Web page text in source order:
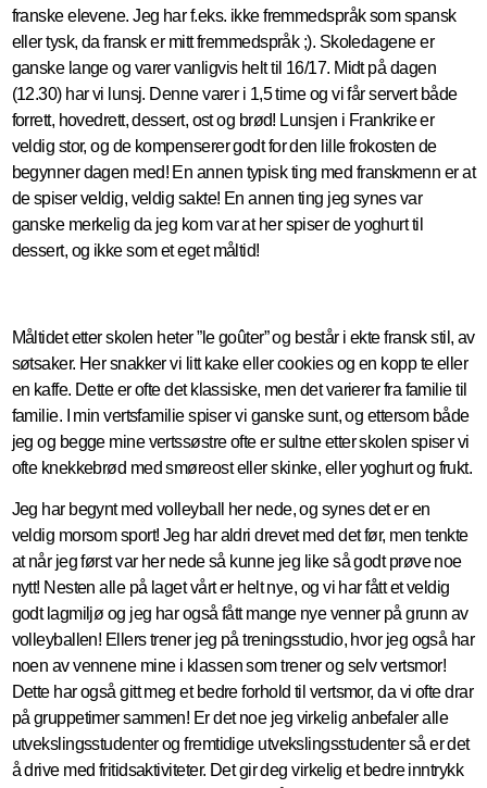
franske elevene. Jeg har f.eks. ikke fremmedspråk som spansk
eller tysk, da fransk er mitt fremmedspråk ;). Skoledagene er
ganske lange og varer vanligvis helt til 16/17. Midt på dagen
(12.30) har vi lunsj. Denne varer i 1,5 time og vi får servert både
forrett, hovedrett, dessert, ost og brød! Lunsjen i Frankrike er
veldig stor, og de kompenserer godt for den lille frokosten de
begynner dagen med! En annen typisk ting med franskmenn er at
de spiser veldig, veldig sakte! En annen ting jeg synes var
ganske merkelig da jeg kom var at her spiser de yoghurt til
dessert, og ikke som et eget måltid!
Måltidet etter skolen heter ”le goûter” og består i ekte fransk stil, av
søtsaker. Her snakker vi litt kake eller cookies og en kopp te eller
en kaffe. Dette er ofte det klassiske, men det varierer fra familie til
familie. I min vertsfamilie spiser vi ganske sunt, og ettersom både
jeg og begge mine vertssøstre ofte er sultne etter skolen spiser vi
ofte knekkebrød med smøreost eller skinke, eller yoghurt og frukt.
Jeg har begynt med volleyball her nede, og synes det er en
veldig morsom sport! Jeg har aldri drevet med det før, men tenkte
at når jeg først var her nede så kunne jeg like så godt prøve noe
nytt! Nesten alle på laget vårt er helt nye, og vi har fått et veldig
godt lagmiljø og jeg har også fått mange nye venner på grunn av
volleyballen! Ellers trener jeg på treningsstudio, hvor jeg også har
noen av vennene mine i klassen som trener og selv vertsmor!
Dette har også gitt meg et bedre forhold til vertsmor, da vi ofte drar
på gruppetimer sammen! Er det noe jeg virkelig anbefaler alle
utvekslingsstudenter og fremtidige utvekslingsstudenter så er det
å drive med fritidsaktiviteter. Det gir deg virkelig et bedre inntrykk